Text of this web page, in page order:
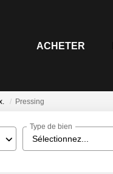
ACHETER
Pressing
Sélectionnez...
Type de bien